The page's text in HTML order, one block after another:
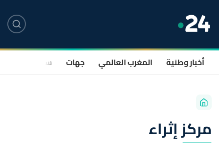
أخبار وطنية المغرب العالمي جهات سياسة
مركز إثراء